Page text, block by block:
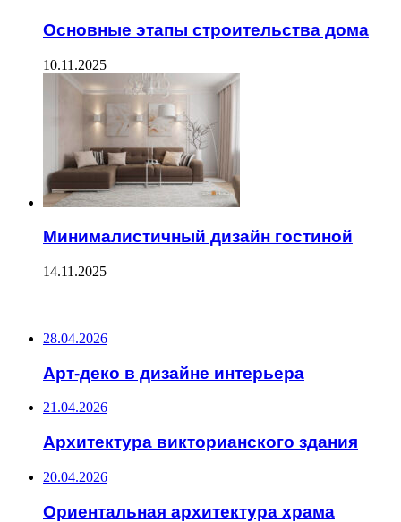
Основные этапы строительства дома
10.11.2025
Минималистичный дизайн гостиной
14.11.2025
28.04.2026
Арт-деко в дизайне интерьера
21.04.2026
Архитектура викторианского здания
20.04.2026
Ориентальная архитектура храма